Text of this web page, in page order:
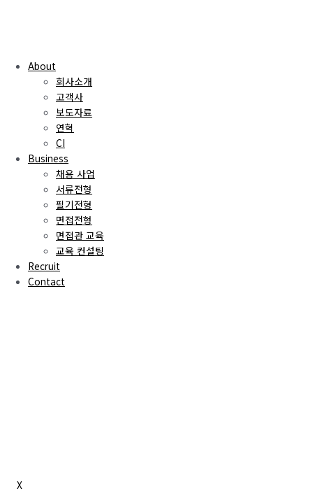
About
회사소개
고객사
보도자료
연혁
CI
Business
채용 사업
서류전형
필기전형
면접전형
면접관 교육
교육 컨설팅
Recruit
Contact
X